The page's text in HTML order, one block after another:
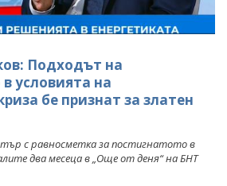
Подходът на
условията на
бе признат за златен
с равносметка за постигнатото в
два месеца в „Още от деня“ на БНТ